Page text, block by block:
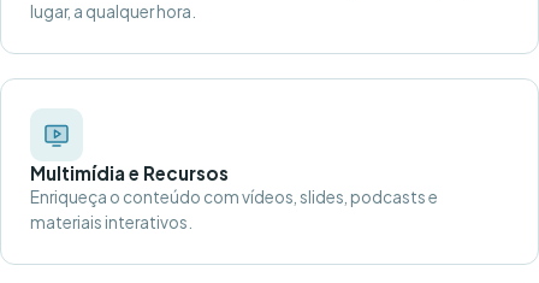
lugar, a qualquer hora.
Multimídia e Recursos
Enriqueça o conteúdo com vídeos, slides, podcasts e
materiais interativos.